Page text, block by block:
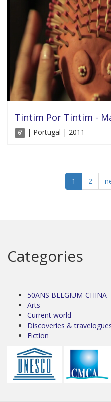
Tintim Por Tintim -
6' | Portugal | 2011
1 2
Categories
50ANS BELGIUM-CHINA
Arts
Current world
Discoveries &
Fiction